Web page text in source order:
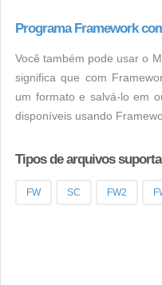
Programa Framework
Você também pode usar o
significa que com
um formato e salvá-lo em
disponíveis usando
Tipos de arquivos
FW SC FW2